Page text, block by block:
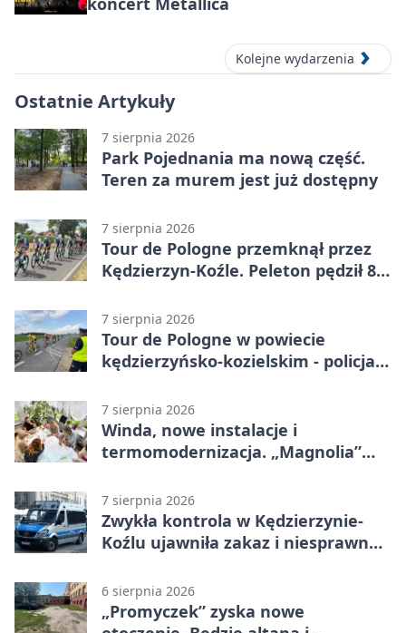
Kolejne wydarzenia
Ostatnie Artykuły
7 sierpnia 2026
Park Pojednania ma nową część.
Teren za murem jest już dostępny
7 sierpnia 2026
Tour de Pologne przemknął przez
Kędzierzyn-Koźle. Peleton pędził 80
7 sierpnia 2026
Tour de Pologne w powiecie
kędzierzyńsko-kozielskim - policja
7 sierpnia 2026
Winda, nowe instalacje i
termomodernizacja. „Magnolia”
7 sierpnia 2026
Zwykła kontrola w Kędzierzynie-
Koźlu ujawniła zakaz i niesprawne
6 sierpnia 2026
„Promyczek” zyska nowe